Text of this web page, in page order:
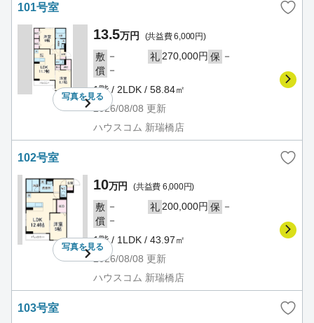
101号室
写真を見る
13.5万円 (共益費 6,000円)
敷 － 礼270,000円 保 －
償 －
1階 / 2LDK / 58.84㎡
2026/08/08 更新
ハウスコム 新瑞橋店
102号室
写真を見る
10万円 (共益費 6,000円)
敷 － 礼200,000円 保 －
償 －
1階 / 1LDK / 43.97㎡
2026/08/08 更新
ハウスコム 新瑞橋店
103号室